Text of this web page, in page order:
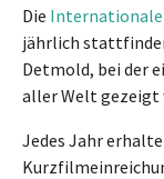
Die
jährlich
Detmold, bei der
aller Welt gezeigt
Jedes Jahr